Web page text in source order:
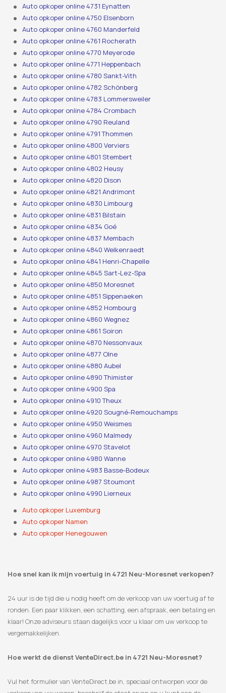
Auto opkoper online 4731 Eynatten
Auto opkoper online 4750 Elsenborn
Auto opkoper online 4760 Manderfeld
Auto opkoper online 4761 Rocherath
Auto opkoper online 4770 Meyerode
Auto opkoper online 4771 Heppenbach
Auto opkoper online 4780 Sankt-Vith
Auto opkoper online 4782 Schönberg
Auto opkoper online 4783 Lommersweiler
Auto opkoper online 4784 Crombach
Auto opkoper online 4790 Reuland
Auto opkoper online 4791 Thommen
Auto opkoper online 4800 Verviers
Auto opkoper online 4801 Stembert
Auto opkoper online 4802 Heusy
Auto opkoper online 4820 Dison
Auto opkoper online 4821 Andrimont
Auto opkoper online 4830 Limbourg
Auto opkoper online 4831 Bilstain
Auto opkoper online 4834 Goé
Auto opkoper online 4837 Membach
Auto opkoper online 4840 Welkenraedt
Auto opkoper online 4841 Henri-Chapelle
Auto opkoper online 4845 Sart-Lez-Spa
Auto opkoper online 4850 Moresnet
Auto opkoper online 4851 Sippenaeken
Auto opkoper online 4852 Hombourg
Auto opkoper online 4860 Wegnez
Auto opkoper online 4861 Soiron
Auto opkoper online 4870 Nessonvaux
Auto opkoper online 4877 Olne
Auto opkoper online 4880 Aubel
Auto opkoper online 4890 Thimister
Auto opkoper online 4900 Spa
Auto opkoper online 4910 Theux
Auto opkoper online 4920 Sougné-Remouchamps
Auto opkoper online 4950 Weismes
Auto opkoper online 4960 Malmedy
Auto opkoper online 4970 Stavelot
Auto opkoper online 4980 Wanne
Auto opkoper online 4983 Basse-Bodeux
Auto opkoper online 4987 Stoumont
Auto opkoper online 4990 Lierneux
Auto opkoper Luxemburg
Auto opkoper Namen
Auto opkoper Henegouwen
Hoe snel kan ik mijn voertuig in 4721 Neu-Moresnet verkopen?
24 uur is de tijd die u nodig heeft om de verkoop van uw voertuig af te
ronden. Een paar klikken, een schatting, een afspraak, een betaling en
klaar! Onze adviseurs staan ​​dagelijks voor u klaar om uw verkoop te
vergemakkelijken.
Hoe werkt de dienst VenteDirect.be in 4721 Neu-Moresnet?
Vul het formulier van VenteDirect.be in, speciaal ontworpen voor de